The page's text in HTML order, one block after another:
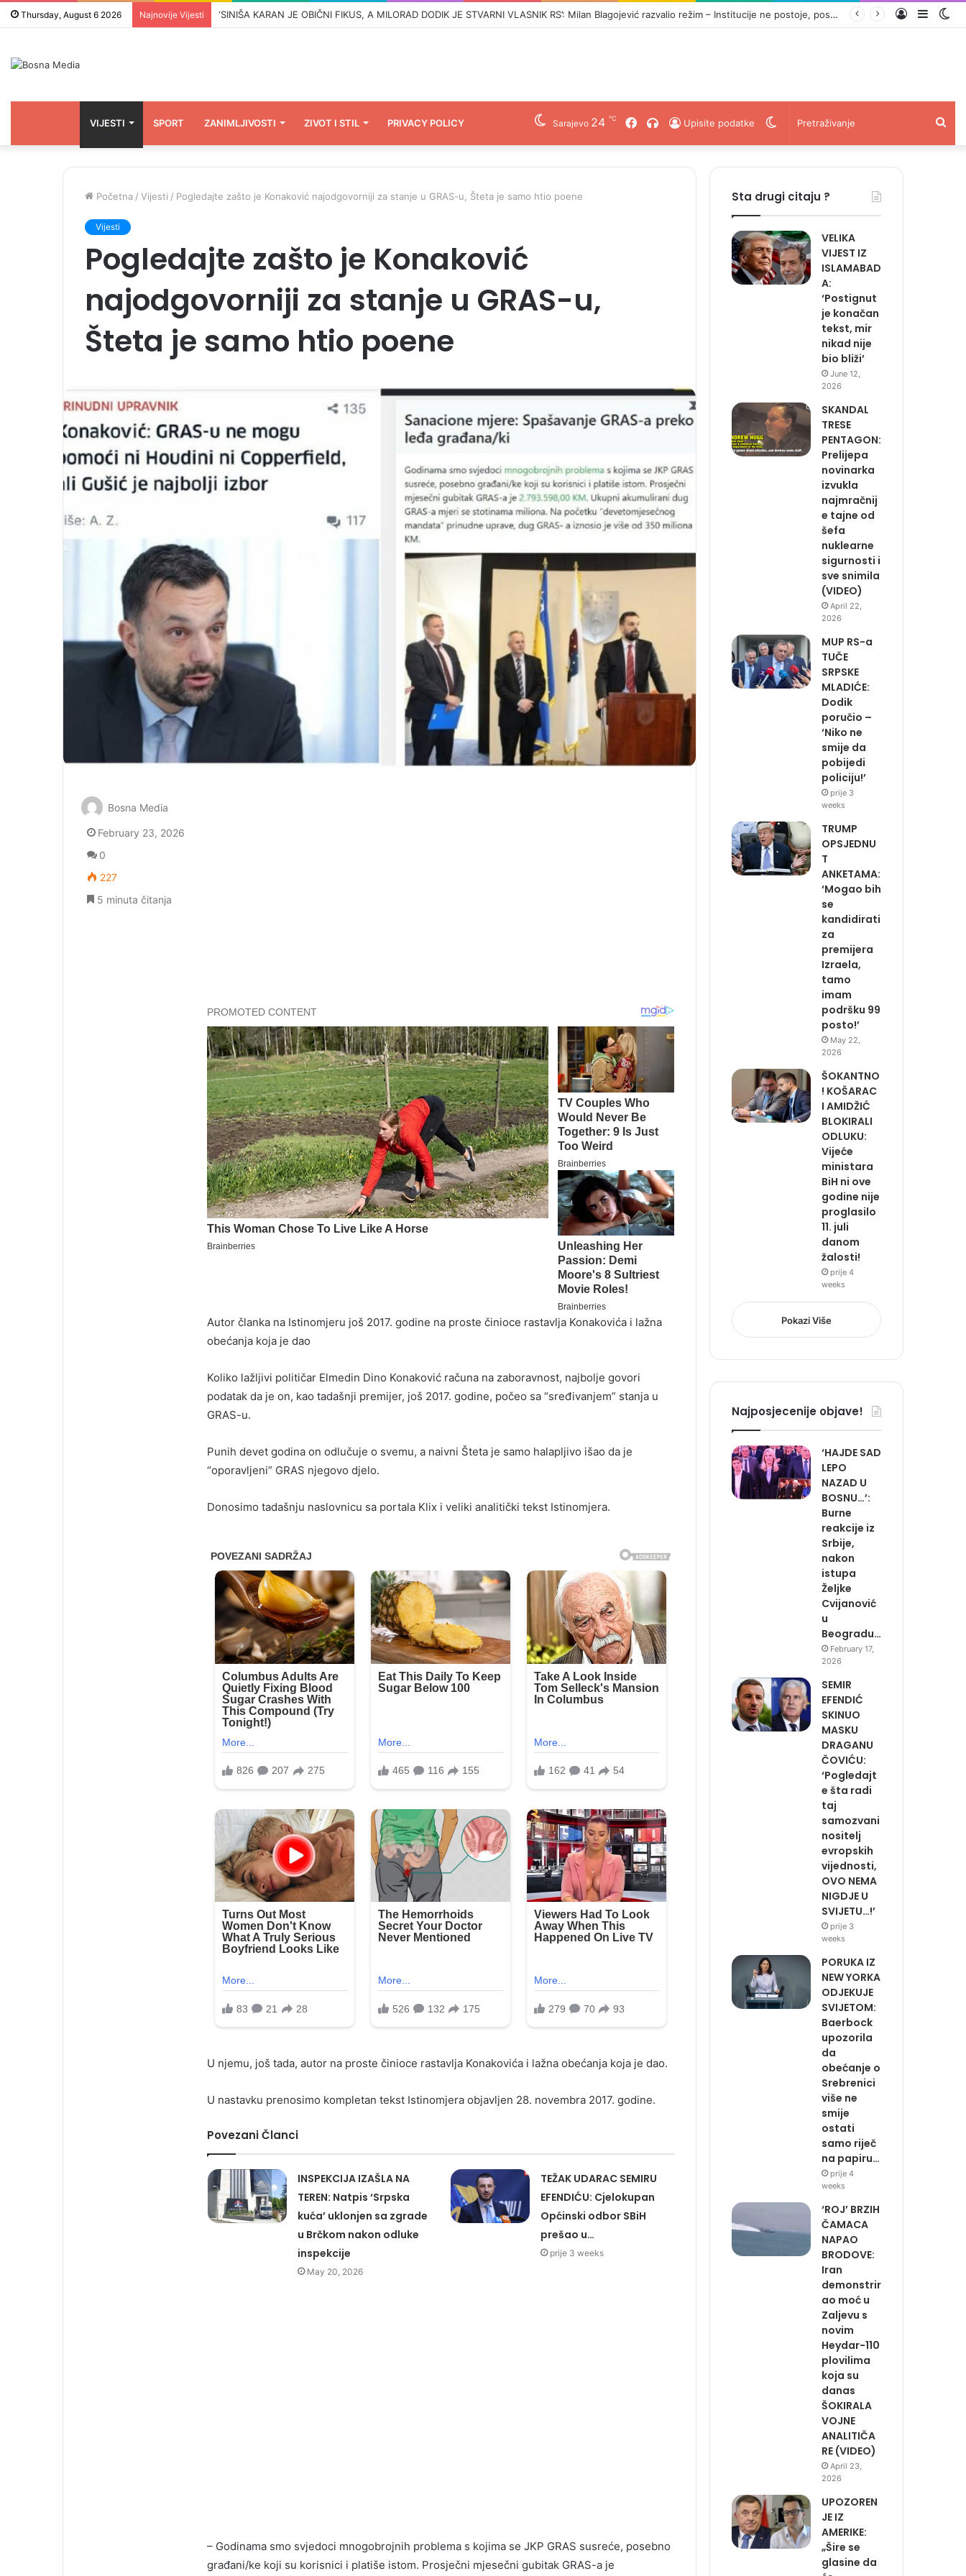
Thursday, August 6 2026 Najnovije Vijesti ‘SINIŠA KARAN JE OBIČNI FIKUS, A MILORAD DODIK JE STVARNI VLASNIK RS’: Milan Blagojević razvalio režim – Institucije ne postoje, postoji samo slijepo roblje Prijava
VIJESTI SPORT ZANIMLJIVOSTI ZIVOT I STIL PRIVACY POLICY Switch
skin
Upisite podatke
Radio
Uživo
Facebook
Sarajevo 24 ℃
Početna / Vijesti / Pogledajte zašto je Konaković najodgovorniji za stanje u GRAS-u, Šteta je samo htio poene
Vijesti
Pogledajte zašto je Konaković
najodgovorniji za stanje u GRAS-u,
Šteta je samo htio poene
Autor članka na Istinomjeru još 2017. godine na proste činioce rastavlja Konakovića i lažna
obećanja koja je dao
Koliko lažljivi političar Elmedin Dino Konaković računa na zaboravnost, najbolje govori
podatak da je on, kao tadašnji premijer, još 2017. godine, počeo sa “sređivanjem” stanja u
GRAS-u.
Punih devet godina on odlučuje o svemu, a naivni Šteta je samo halapljivo išao da je
“oporavljeni” GRAS njegovo djelo.
Donosimo tadašnju naslovnicu sa portala Klix i veliki analitički tekst Istinomjera.
U njemu, još tada, autor na proste činioce rastavlja Konakovića i lažna obećanja koja je dao.
U nastavku prenosimo kompletan tekst Istinomjera objavljen 28. novembra 2017. godine.
Povezani Članci
INSPEKCIJA IZAŠLA NA
TEREN: Natpis ‘Srpska
kuća’ uklonjen sa zgrade
u Brčkom nakon odluke
inspekcije
May 20, 2026
TEŽAK UDARAC SEMIRU
EFENDIĆU: Cjelokupan
Općinski odbor SBiH
prešao u…
prije 3 weeks
– Godinama smo svjedoci mnogobrojnih problema s kojima se JKP GRAS susreće, posebno
građani/ke koji su korisnici i platiše istom. Prosječni mjesečni gubitak GRAS-a je
Bosna Media
February 23, 2026
0
227
5 minuta čitanja
Sta drugi citaju ?
VELIKA
VIJEST IZ
ISLAMABAD
A:
‘Postignut
je konačan
tekst, mir
nikad nije
bio bliži’
June 12,
2026
SKANDAL
TRESE
PENTAGON:
Prelijepa
novinarka
izvukla
najmračnij
e tajne od
šefa
nuklearne
sigurnosti i
sve snimila
(VIDEO)
April 22,
2026
MUP RS-a
TUČE
SRPSKE
MLADIĆE:
Dodik
poručio –
‘Niko ne
smije da
pobijedi
policiju!’
prije 3
weeks
TRUMP
OPSJEDNU
T
ANKETAMA:
‘Mogao bih
se
kandidirati
za
premijera
Izraela,
tamo
imam
podršku 99
posto!’
May 22,
2026
ŠOKANTNO
! KOŠARAC
I AMIDŽIĆ
BLOKIRALI
ODLUKU:
Vijeće
ministara
BiH ni ove
godine nije
proglasilo
11. juli
danom
žalosti!
prije 4
weeks
Pokazi Više
Najposjecenije objave!
‘HAJDE SAD
LEPO
NAZAD U
BOSNU…’:
Burne
reakcije iz
Srbije,
nakon
istupa
Željke
Cvijanović
u
Beogradu…
February 17,
2026
SEMIR
EFENDIĆ
SKINUO
MASKU
DRAGANU
ČOVIĆU:
‘Pogledajt
e šta radi
taj
samozvani
nositelj
evropskih
vijednosti,
OVO NEMA
NIGDJE U
SVIJETU…!’
prije 3
weeks
PORUKA IZ
NEW YORKA
ODJEKUJE
SVIJETOM:
Baerbock
upozorila
da
obećanje o
Srebrenici
više ne
smije
ostati
samo riječ
na papiru…
prije 4
weeks
‘ROJ’ BRZIH
ČAMACA
NAPAO
BRODOVE:
Iran
demonstrir
ao moć u
Zaljevu s
novim
Heydar-110
plovilima
koja su
danas
ŠOKIRALA
VOJNE
ANALITIČA
RE (VIDEO)
April 23,
2026
UPOZOREN
JE IZ
AMERIKE:
„Šire se
glasine da